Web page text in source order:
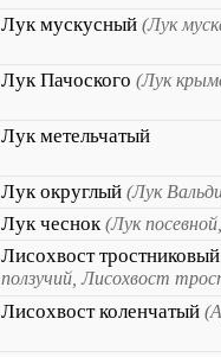
Лук мускусный (Лук
Лук Пачоского (Лук
Лук метельчатый
Лук округлый (Лук
Лук чеснок(Лук
Лисохвост тростниковый
ползучий, Лисохвост
Лисохвост коленчатый